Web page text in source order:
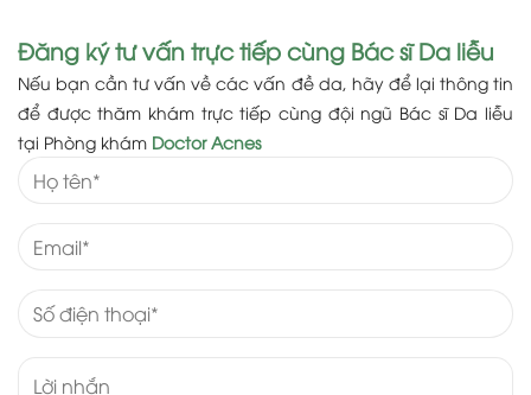
Đăng ký tư vấn trực tiếp cùng Bác sĩ Da liễu
Nếu bạn cần tư vấn về các vấn đề da, hãy để lại thông tin
để được thăm khám trực tiếp cùng đội ngũ Bác sĩ Da liễu
tại Phòng khám Doctor Acnes